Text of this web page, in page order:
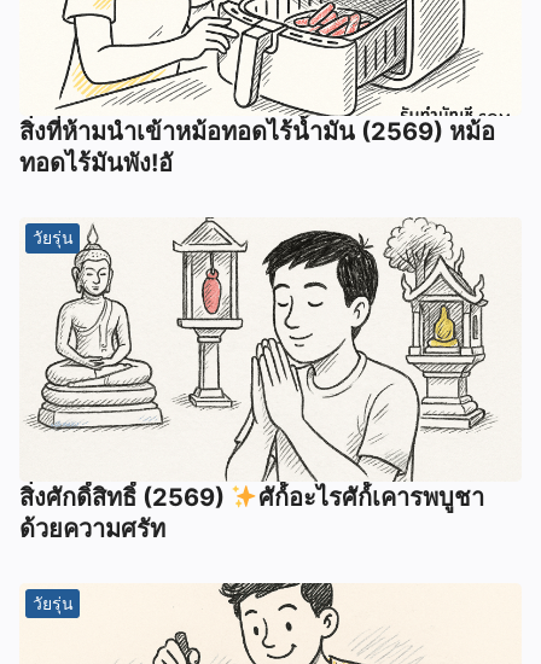
สิ่งที่ห้ามนำเข้าหม้อทอดไร้น้ำมัน (2569) หม้อ
ทอดไร้มันพัง!อั
วัยรุ่น
สิ่งศักดิ์สิทธิ์ (2569)
ศัก์์อะไรศัก์์เคารพบูชา
ด้วยความศรัท
วัยรุ่น